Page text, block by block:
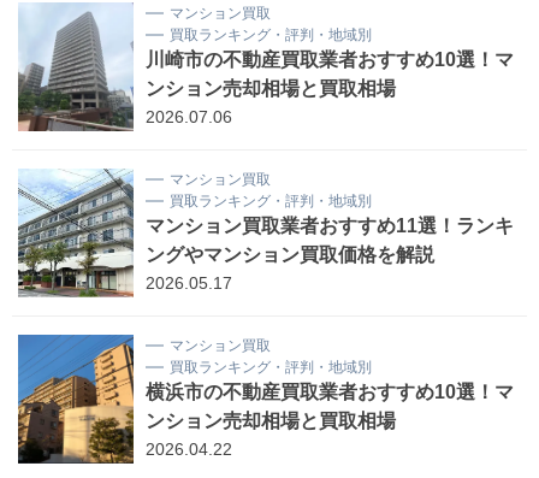
マンション買取
買取ランキング・評判・地域別
川崎市の不動産買取業者おすすめ10選！マ
ンション売却相場と買取相場
2026.07.06
マンション買取
買取ランキング・評判・地域別
マンション買取業者おすすめ11選！ランキ
ングやマンション買取価格を解説
2026.05.17
マンション買取
買取ランキング・評判・地域別
横浜市の不動産買取業者おすすめ10選！マ
ンション売却相場と買取相場
2026.04.22